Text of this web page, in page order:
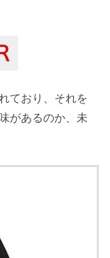
ており、それを
があるのか、未